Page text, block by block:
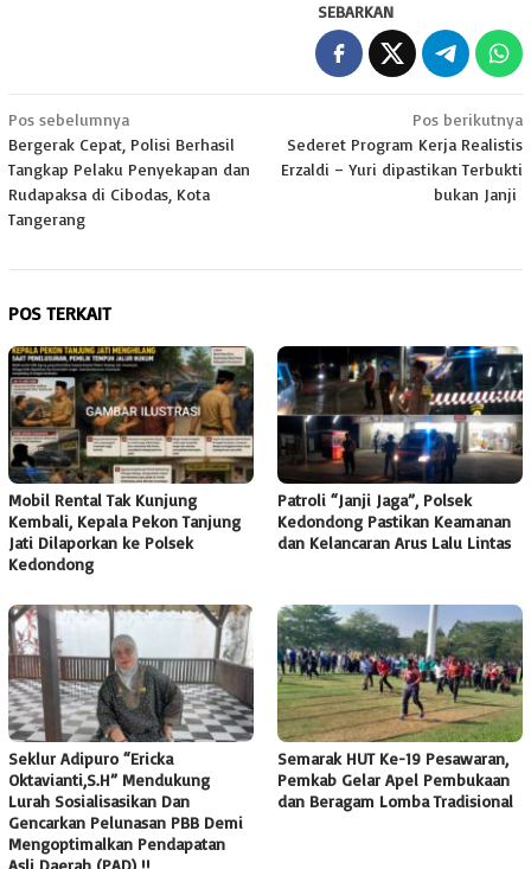
SEBARKAN
Navigasi
pos
Pos sebelumnya
Bergerak Cepat, Polisi Berhasil
Tangkap Pelaku Penyekapan dan
Rudapaksa di Cibodas, Kota
Tangerang
Pos berikutnya
Sederet Program Kerja Realistis
Erzaldi – Yuri dipastikan Terbukti
bukan Janji
POS TERKAIT
Mobil Rental Tak Kunjung
Kembali, Kepala Pekon Tanjung
Jati Dilaporkan ke Polsek
Kedondong
Patroli “Janji Jaga”, Polsek
Kedondong Pastikan Keamanan
dan Kelancaran Arus Lalu Lintas
Seklur Adipuro “Ericka
Oktavianti,S.H” Mendukung
Lurah Sosialisasikan Dan
Gencarkan Pelunasan PBB Demi
Mengoptimalkan Pendapatan
Asli Daerah (PAD) !!
Semarak HUT Ke-19 Pesawaran,
Pemkab Gelar Apel Pembukaan
dan Beragam Lomba Tradisional